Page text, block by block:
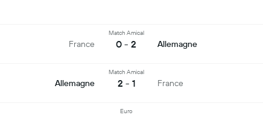
France
Match Amical
0 - 2 Allemagne
Allemagne
Match Amical
2 - 1 France
Euro